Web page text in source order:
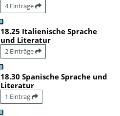
4 Einträge
18.25 Italienische Sprache
und Literatur
2 Einträge
18.30 Spanische Sprache und
Literatur
1 Eintrag